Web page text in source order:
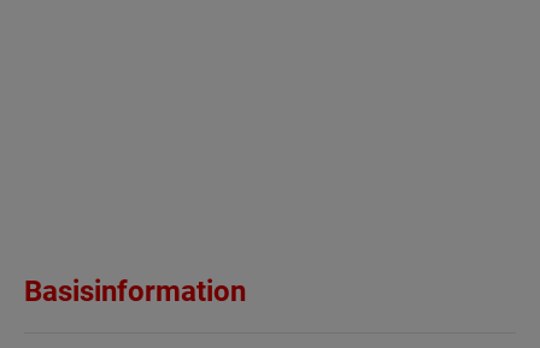
Basisinformation